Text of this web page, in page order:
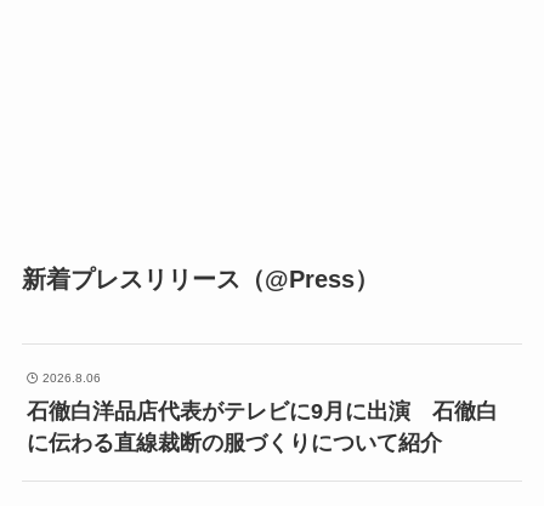
新着プレスリリース（@Press）
2026.8.06
石徹白洋品店代表がテレビに9月に出演 石徹白
に伝わる直線裁断の服づくりについて紹介